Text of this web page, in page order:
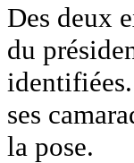
Des deux
du
ses
la pose.